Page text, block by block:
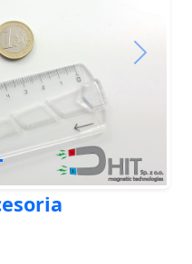
Next